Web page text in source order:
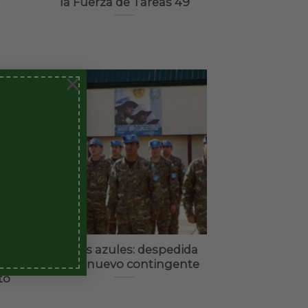
×
Cascos azules: despedida
de un nuevo contingente